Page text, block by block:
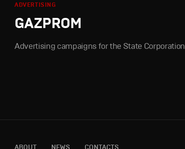
ADVERTISING
GAZPROM
Advertising campaigns for the State Corporation